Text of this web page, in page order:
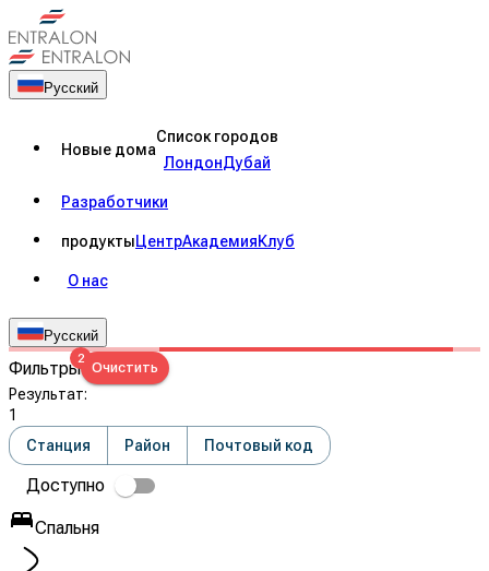
Русский
Новые дома
Список городов
ЛондонДубай
Разработчики
продуктыЦентрАкадемияКлуб
О нас
Русский
Фильтры2
Очистить
Результат:
1
Станция
Район Почтовый код
Доступно
Спальня